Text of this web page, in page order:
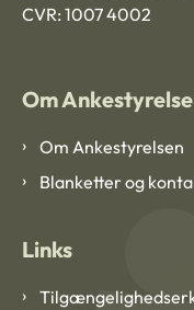
CVR: 1007 4002
Om
Om Ankestyrelsen
Blanketter og
Links